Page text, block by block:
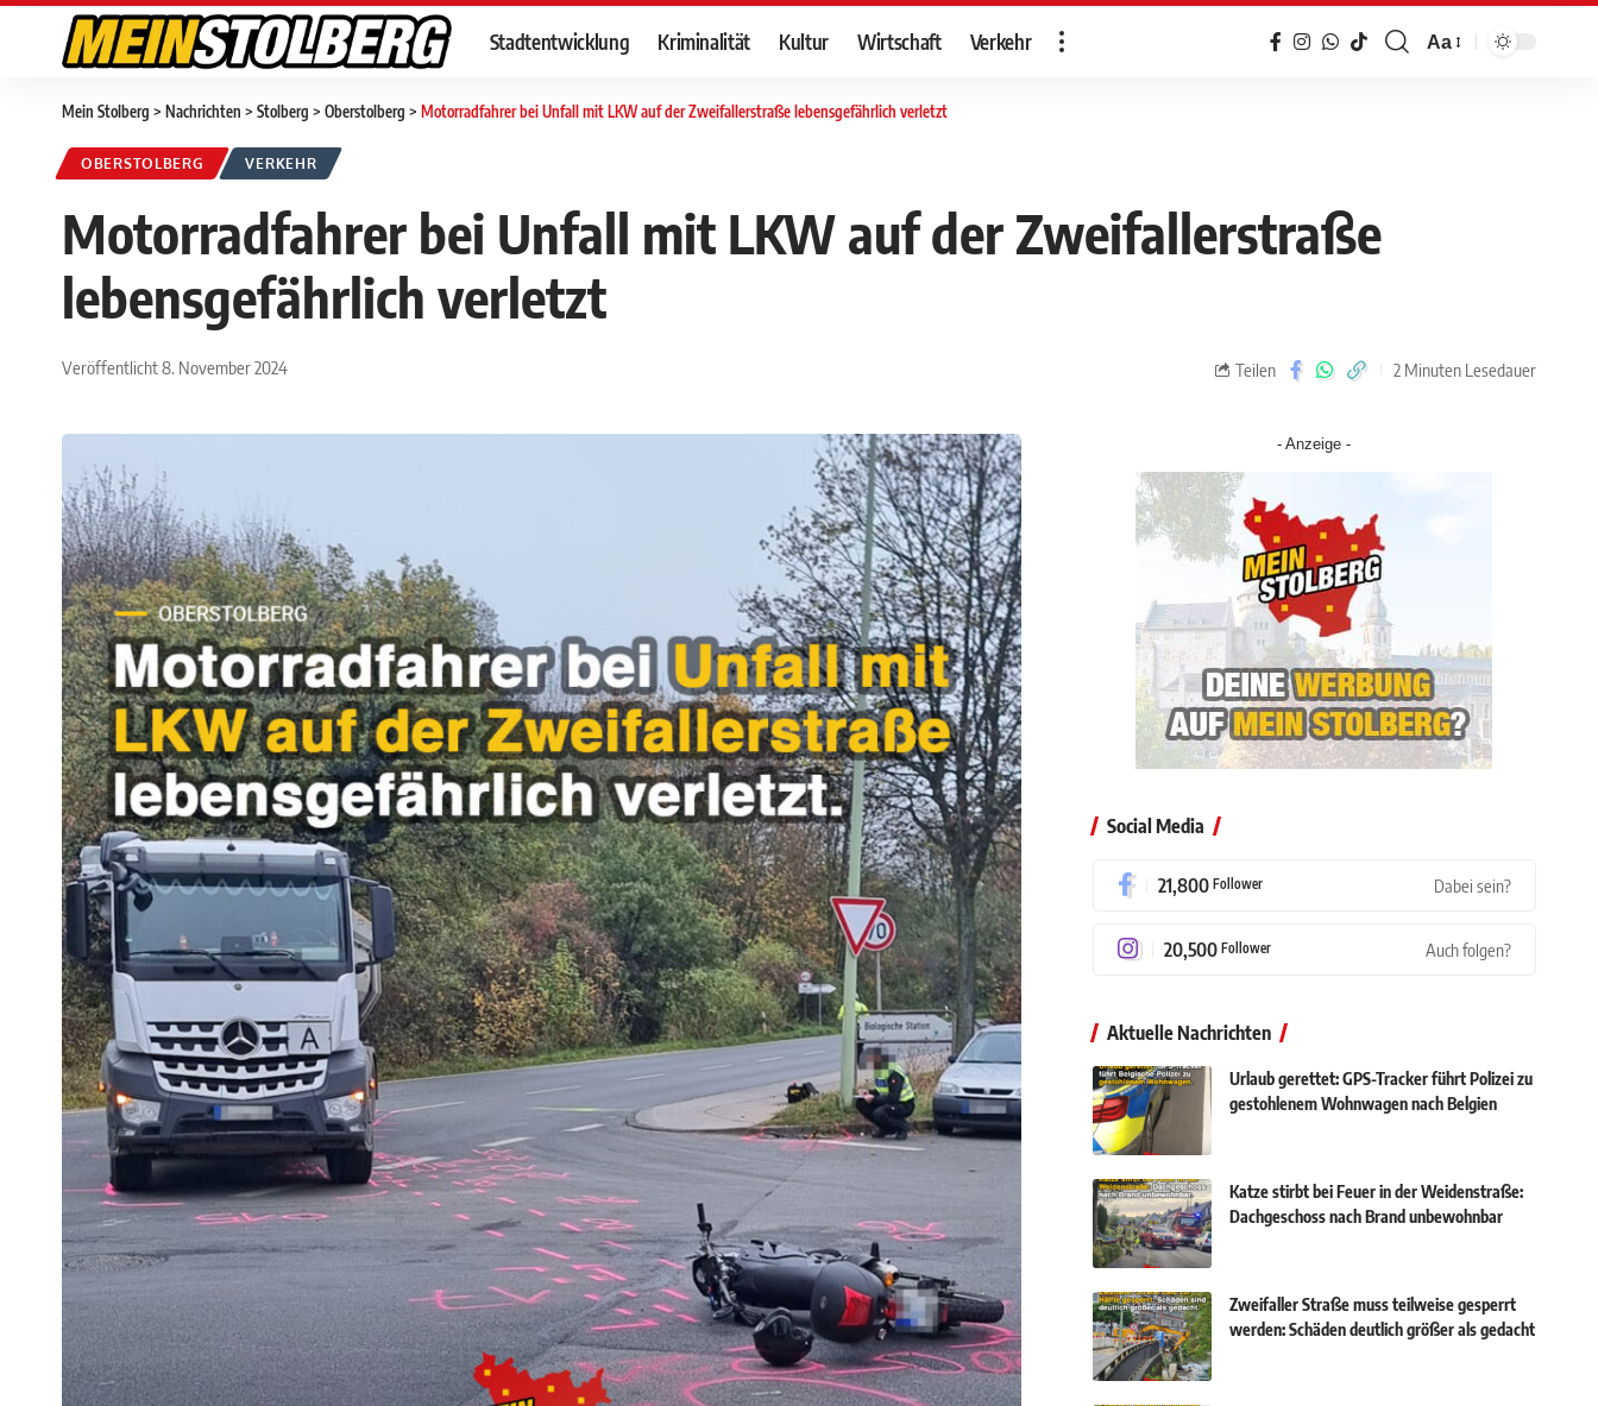
Stadtentwicklung Kriminalität Kultur Wirtschaft Verkehr Aa
Mein Stolberg > Nachrichten > Stolberg > Oberstolberg > Motorradfahrer bei Unfall mit LKW auf der Zweifallerstraße lebensgefährlich verletzt
OBERSTOLBERG VERKEHR
Motorradfahrer bei Unfall mit LKW auf der Zweifallerstraße
lebensgefährlich verletzt
Veröffentlicht 8. November 2024 Teilen 2 Minuten Lesedauer
- Anzeige -
Social Media
21,800 Follower Dabei sein?
20,500 Follower Auch folgen?
Aktuelle Nachrichten
Urlaub gerettet: GPS-Tracker führt Polizei zu
gestohlenem Wohnwagen nach Belgien
Katze stirbt bei Feuer in der Weidenstraße:
Dachgeschoss nach Brand unbewohnbar
Zweifaller Straße muss teilweise gesperrt
werden: Schäden deutlich größer als gedacht